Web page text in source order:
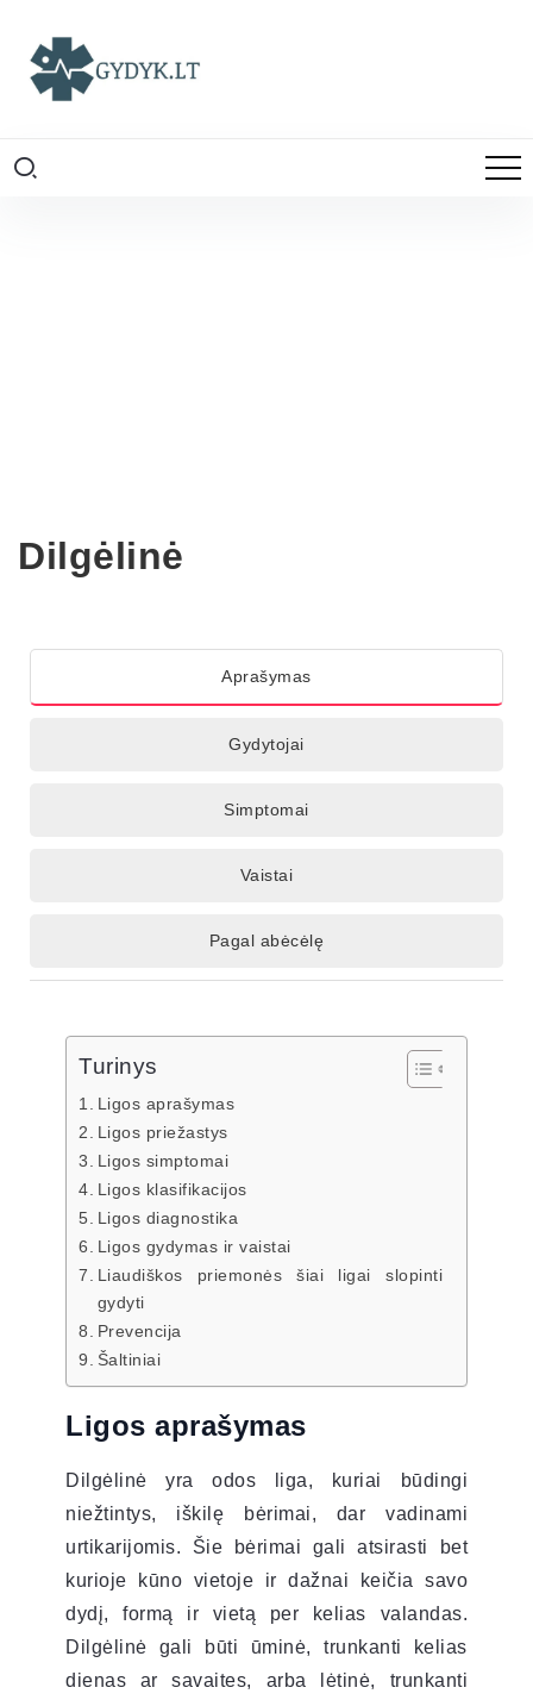
Dilgėlinė
Aprašymas
Gydytojai
Simptomai
Vaistai
Pagal abėcėlę
Turinys
Ligos aprašymas
Ligos priežastys
Ligos simptomai
Ligos klasifikacijos
Ligos diagnostika
Ligos gydymas ir vaistai
Liaudiškos priemonės šiai ligai slopinti
gydyti
Prevencija
Šaltiniai
Ligos aprašymas
Dilgėlinė yra odos liga, kuriai būdingi
niežtintys, iškilę bėrimai, dar vadinami
urtikarijomis. Šie bėrimai gali atsirasti bet
kurioje kūno vietoje ir dažnai keičia savo
dydį, formą ir vietą per kelias valandas.
Dilgėlinė gali būti ūminė, trunkanti kelias
dienas ar savaites, arba lėtinė, trunkanti